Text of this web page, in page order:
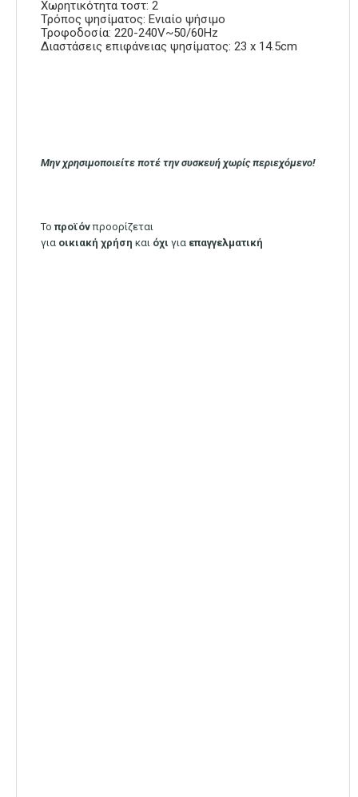
Χωρητικότητα τοστ: 2
Τρόπος ψησίματος: Ενιαίο ψήσιμο
Τροφοδοσία: 220-240V~50/60Hz
Διαστάσεις επιφάνειας ψησίματος: 23 x 14.5cm
Μην χρησιμοποιείτε ποτέ την συσκευή χωρίς περιεχόμενο!
Τοπροϊόνπροορίζεται
για οικιακή χρήση και όχι για επαγγελματική